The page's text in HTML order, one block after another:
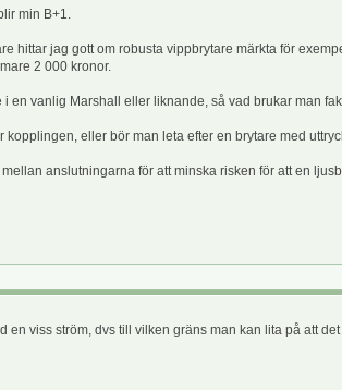
min B+1.
hittar jag gott om robusta vippbrytare märkta för
2 000 kronor.
en vanlig Marshall eller liknande, så vad brukar man
kopplingen, eller bör man leta efter en brytare med
anslutningarna för att minska risken för att en
en viss ström, dvs till vilken gräns man kan lita på att